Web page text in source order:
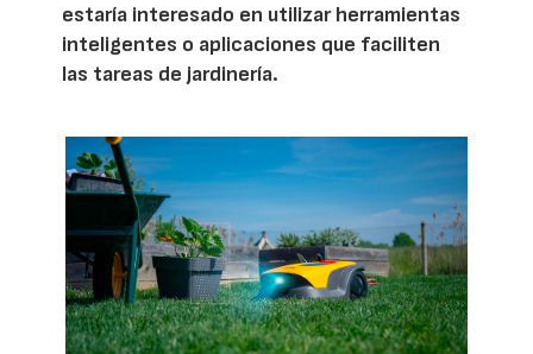
estaría interesado en utilizar herramientas
inteligentes o aplicaciones que faciliten
las tareas de jardinería.